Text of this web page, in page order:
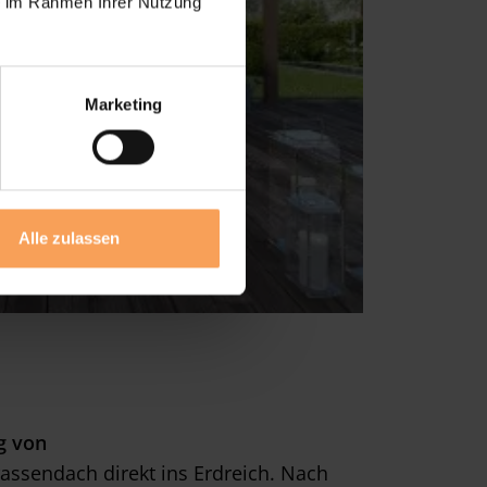
Marketing
Alle zulassen
von
direkt ins Erdreich. Nach